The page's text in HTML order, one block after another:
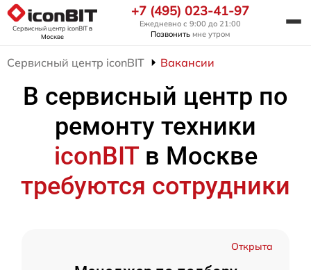
Сервисный центр iconBITв
Москве
+7 (495) 023-41-97
Ежедневно с 9:00 до 21:00
Позвонить мне утром
Сервисный центр iconBIT Вакансии
В сервисный центр по
ремонту техники
iconBIT в Москве
требуются сотрудники
Открыта